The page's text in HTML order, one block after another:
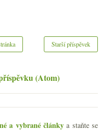
Starší příspěvek
(Atom)
a vybrané články a staňte se